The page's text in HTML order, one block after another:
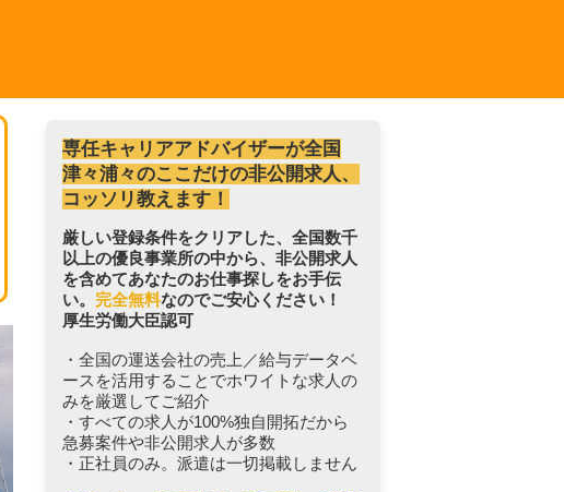
専任キャリアアドバイザーが全国
津々浦々のここだけの非公開求人、
コッソリ教えます！
厳しい登録条件をクリアした、全国数千
以上の優良事業所の中から、非公開求人
を含めてあなたのお仕事探しをお手伝
い。 完全無料なのでご安心ください！
厚生労働大臣認可
・全国の運送会社の売上／給与データベ
ースを活用することでホワイトな求人の
みを厳選してご紹介
・すべての求人が100%独自開拓だから
急募案件や非公開求人が多数
・正社員のみ。派遣は一切掲載しません